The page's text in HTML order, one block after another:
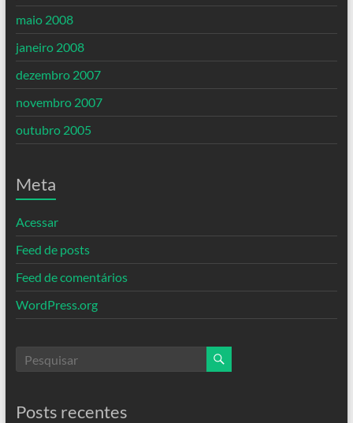
maio 2008
janeiro 2008
dezembro 2007
novembro 2007
outubro 2005
Meta
Acessar
Feed de posts
Feed de comentários
WordPress.org
Posts recentes